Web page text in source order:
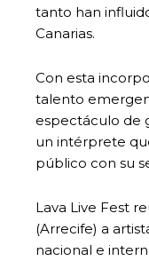
tanto han
Canarias.
Con esta
talento
espectáculo de
un intérprete
público con su
Lava Live Fest
(Arrecife) a
nacional e